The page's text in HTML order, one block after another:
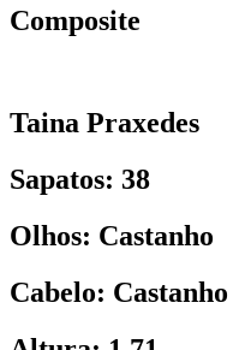
Composite
Taina Praxedes
Sapatos: 38
Olhos: Castanho
Cabelo: Castanho